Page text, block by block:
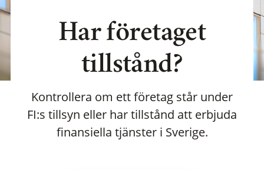
Har företaget
tillstånd?
Kontrollera om ett företag står under
FI:s tillsyn eller har tillstånd att erbjuda
finansiella tjänster i Sverige.